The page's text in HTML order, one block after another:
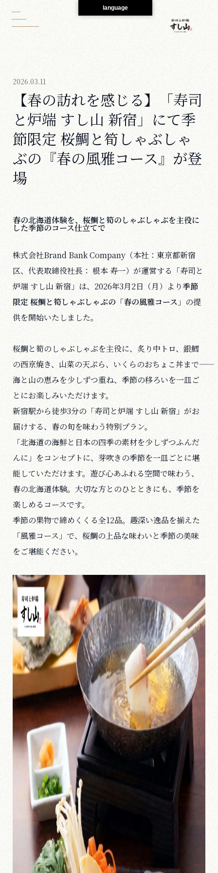
2026.03.11
【春の訪れを感じる】「寿司
と炉端 すし山 新宿」にて季
節限定 桜鯛と筍しゃぶしゃ
ぶの『春の風雅コース』が登
場
春の北海道体験を、桜鯛と筍のしゃぶしゃぶを主役に
した季節のコース仕立てで
株式会社Brand Bank Company（本社：東京都新宿
区、代表取締役社⻑： 根本 寿⼀）が運営する「寿司と
炉端 すし山 新宿」は、2026年3月2日（月）より季節
限定 桜鯛と筍しゃぶしゃぶの「春の風雅コース」 の提
供を開始いたしました。
桜鯛と筍のしゃぶしゃぶを主役に、炙り中トロ、銀鱈
の西京焼き、山菜の天ぷら、いくらのおちょこ丼まで――
海と山の恵みを少しずつ重ね、季節の移ろいを一皿ご
とにお楽しみいただけます。
新宿駅から徒歩3分の「寿司と炉端 すし山 新宿」がお
届けする、春の旬を味わう特別プラン。
「北海道の海鮮と日本の四季の素材を少しずつふんだ
んに」をコンセプトに、芽吹きの季節を一皿ごとに堪
能していただけます。遊び心あふれる空間で味わう、
春の北海道体験。大切な方とのひとときにも、季節を
楽しめるコースです。
季節の果物で締めくくる全12品。趣深い逸品を揃えた
「風雅コース」で、桜鯛の上品な味わいと季節の美味
をご堪能ください。
language